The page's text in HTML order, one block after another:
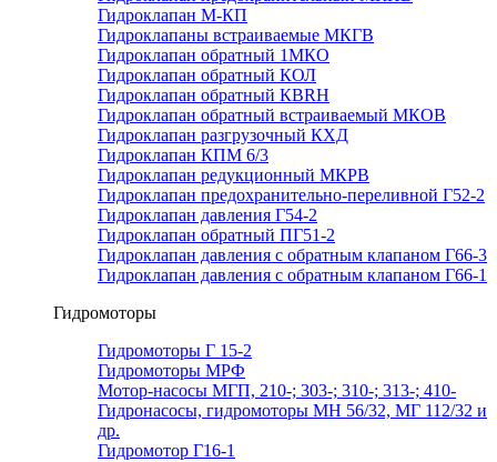
Гидроклапан М-КП
Гидроклапаны встраиваемые МКГВ
Гидроклапан обратный 1МКО
Гидроклапан обратный КОЛ
Гидроклапан обратный КВRН
Гидроклапан обратный встраиваемый МКОВ
Гидроклапан разгрузочный КХД
Гидроклапан КПМ 6/3
Гидроклапан редукционный МКРВ
Гидроклапан предохранительно-переливной Г52-2
Гидроклапан давления Г54-2
Гидроклапан обратный ПГ51-2
Гидроклапан давления с обратным клапаном Г66-3
Гидроклапан давления с обратным клапаном Г66-1
Гидромоторы
Гидромоторы Г 15-2
Гидромоторы МРФ
Мотор-насосы МГП, 210-; 303-; 310-; 313-; 410-
Гидронасосы, гидромоторы МН 56/32, МГ 112/32 и
др.
Гидромотор Г16-1